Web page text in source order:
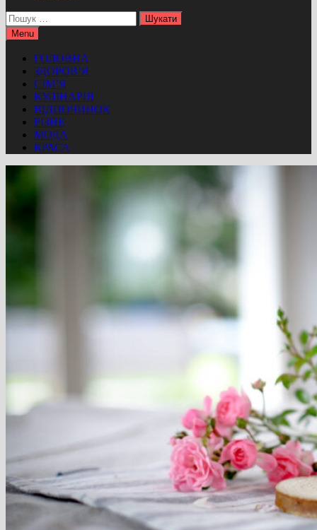
Пошук:
Menu
ГОЛОВНА
ЗДОРОВ’Я
СІМ’Я
КУЛІНАРІЯ
ВІДПОЧИНОК
РІЗНЕ
МОДА
КРАСА